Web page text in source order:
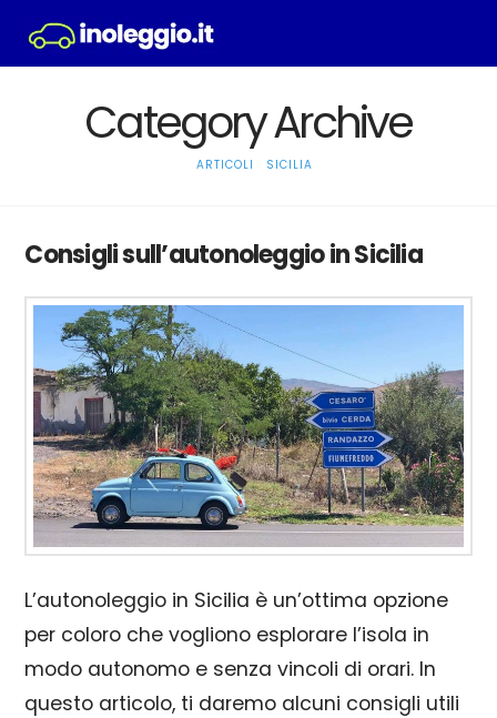
Category Archive
HOME
ARTICOLI SICILIA
Consigli sull’autonoleggio in Sicilia
L’autonoleggio in Sicilia è un’ottima opzione
per coloro che vogliono esplorare l’isola in
modo autonomo e senza vincoli di orari. In
questo articolo, ti daremo alcuni consigli utili